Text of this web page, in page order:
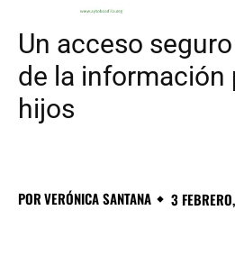
Un acceso
de la información
hijos
PORVERÓNICA SANTANA 3